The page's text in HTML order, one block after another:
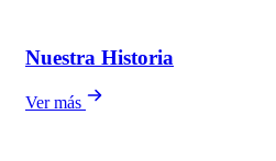
Nuestra Historia
Ver más